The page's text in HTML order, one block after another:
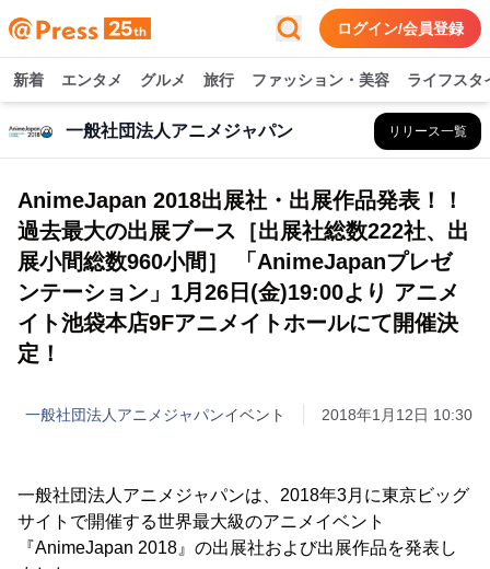
ログイン/会員登録
新着 エンタメ グルメ 旅行 ファッション・美容 ライフスタ
一般社団法人アニメジャパン リリース一覧
AnimeJapan 2018出展社・出展作品発表！！
過去最大の出展ブース［出展社総数222社、出
展小間総数960小間］ 「AnimeJapanプレゼ
ンテーション」1月26日(金)19:00より アニメ
イト池袋本店9Fアニメイトホールにて開催決
定！
一般社団法人アニメジャパンイベント 2018年1月12日 10:30
一般社団法人アニメジャパンは、2018年3月に東京ビッグ
サイトで開催する世界最大級のアニメイベント
『AnimeJapan 2018』の出展社および出展作品を発表し